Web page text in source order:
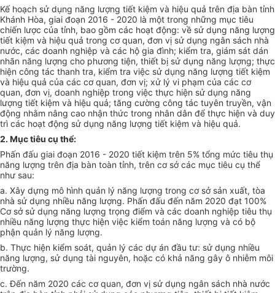
Kế hoạch sử dụng năng lượng tiết kiệm và hiệu quả trên địa bàn tỉnh
Khánh Hòa, giai đoạn 2016 - 2020 là một trong những mục tiêu
chiến lược của tỉnh, bao gồm các hoạt động: về sử dụng năng lượng
tiết kiệm và hiệu quả trong cơ quan, đơn vị sử dụng ngân sách nhà
nước, các doanh nghiệp và các hộ gia đình; kiểm tra, giám sát dán
nhãn năng lượng cho phương tiện, thiết bị sử dụng năng lượng; thực
hiện công tác thanh tra, kiểm tra việc sử dụng năng lượng tiết kiệm
và hiệu quả của các cơ quan, đơn vị; xử lý vi phạm của các cơ
quan, đơn vị, doanh nghiệp trong việc thực hiện sử dụng năng
lượng tiết kiệm và hiệu quả; tăng cường công tác tuyên truyền, vận
động nhằm nâng cao nhận thức trong nhân dân để thực hiện và duy
trì các hoạt động sử dụng năng lượng tiết kiệm và hiệu quả.
2. Mục tiêu cụ thể:
Phấn đấu giai đoạn 2016 - 2020 tiết kiệm trên 5% tổng mức tiêu thụ
năng lượng trên địa bàn toàn tỉnh, trên cơ sở các mục tiêu cụ thể
như sau:
a. Xây dựng mô hình quản lý năng lượng trong cơ sở sản xuất, tòa
nhà sử dụng nhiều năng lượng. Phấn đấu đến năm 2020 đạt 100%
Cơ sở sử dụng năng lượng trọng điểm và các doanh nghiệp tiêu thụ
nhiều năng lượng thực hiện việc kiểm toán năng lượng và có bộ
phận quản lý năng lượng.
b. Thực hiện kiểm soát, quản lý các dự án đầu tư: sử dụng nhiều
năng lượng, sử dụng tài nguyên, hoặc có khả năng gây ô nhiễm môi
trường.
c. Đến năm 2020 các cơ quan, đơn vị sử dụng ngân sách nhà nước